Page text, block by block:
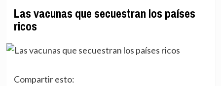
Las vacunas que secuestran los países
ricos
Compartir esto: